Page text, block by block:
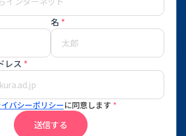
名 *
レス *
バシーポリシーに同意します *
送信する